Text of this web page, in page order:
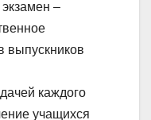
–
выпускников
каждого
учащихся